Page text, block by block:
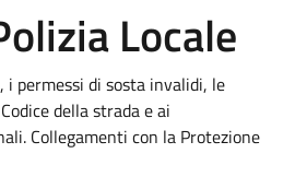
Locale
i permessi di sosta invalidi, le
della strada e ai
Collegamenti con la Protezione